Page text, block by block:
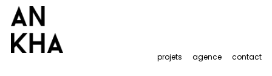
projets agence contact